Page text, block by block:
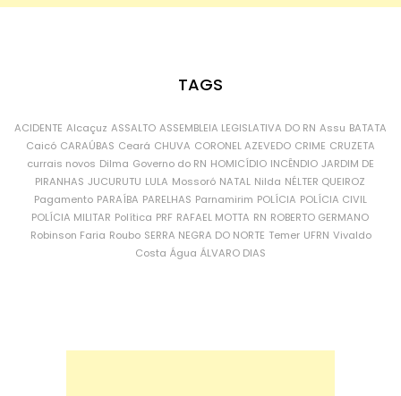
TAGS
ACIDENTE Alcaçuz ASSALTO ASSEMBLEIA LEGISLATIVA DO RN Assu BATATA
Caicó CARAÚBAS Ceará CHUVA CORONEL AZEVEDO CRIME CRUZETA
currais novos Dilma Governo do RN HOMICÍDIO INCÊNDIO JARDIM DE
PIRANHAS JUCURUTU LULA Mossoró NATAL Nilda NÉLTER QUEIROZ
Pagamento PARAÍBA PARELHAS Parnamirim POLÍCIA POLÍCIA CIVIL
POLÍCIA MILITAR Política PRF RAFAEL MOTTA RN ROBERTO GERMANO
Robinson Faria Roubo SERRA NEGRA DO NORTE Temer UFRN Vivaldo
Costa Água ÁLVARO DIAS